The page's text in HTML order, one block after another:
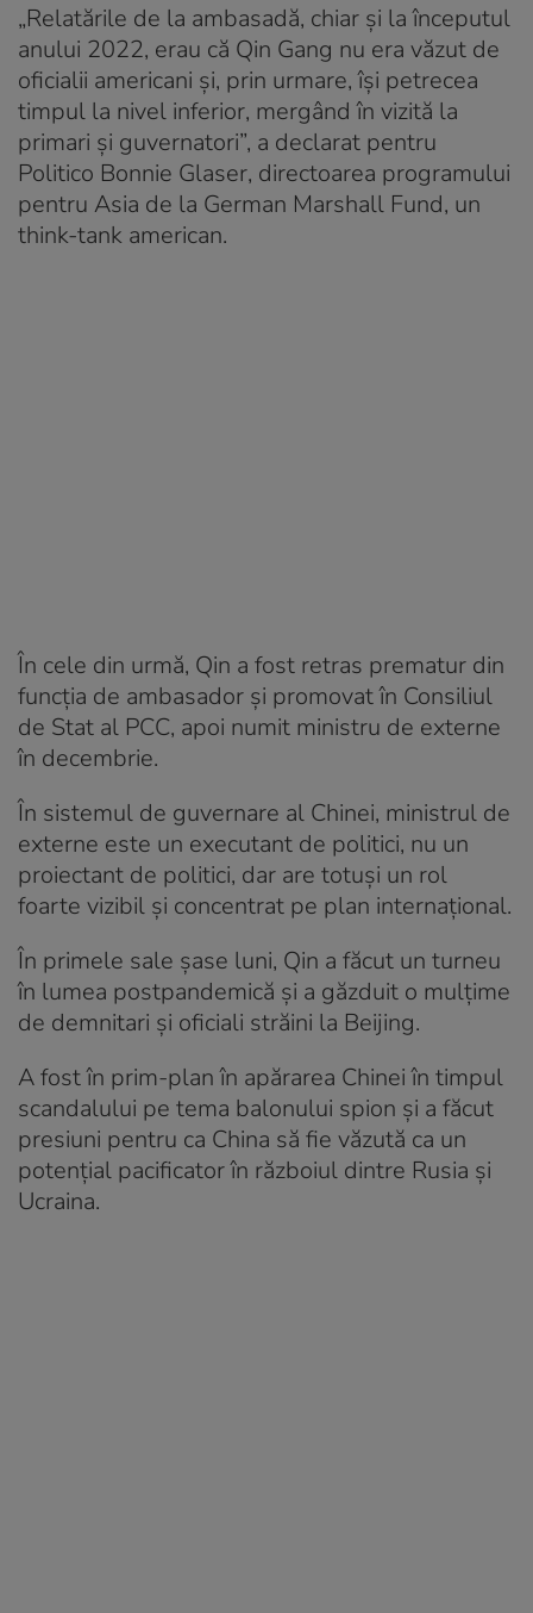
„Relatările de la ambasadă, chiar și la începutul
anului 2022, erau că Qin Gang nu era văzut de
oficialii americani și, prin urmare, își petrecea
timpul la nivel inferior, mergând în vizită la
primari și guvernatori”, a declarat pentru
Politico Bonnie Glaser, directoarea programului
pentru Asia de la German Marshall Fund, un
think-tank american.
În cele din urmă, Qin a fost retras prematur din
funcția de ambasador și promovat în Consiliul
de Stat al PCC, apoi numit ministru de externe
în decembrie.
În sistemul de guvernare al Chinei, ministrul de
externe este un executant de politici, nu un
proiectant de politici, dar are totuși un rol
foarte vizibil și concentrat pe plan internațional.
În primele sale șase luni, Qin a făcut un turneu
în lumea postpandemică și a găzduit o mulțime
de demnitari și oficiali străini la Beijing.
A fost în prim-plan în apărarea Chinei în timpul
scandalului pe tema balonului spion și a făcut
presiuni pentru ca China să fie văzută ca un
potențial pacificator în războiul dintre Rusia și
Ucraina.